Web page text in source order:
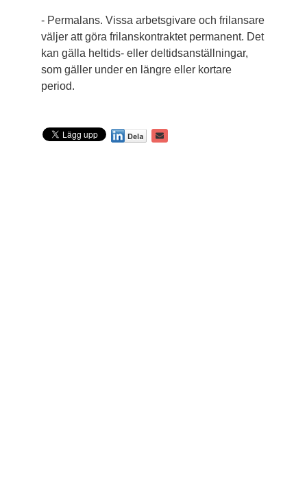
- Permalans. Vissa arbetsgivare och frilansare
väljer att göra frilanskontraktet permanent. Det
kan gälla heltids- eller deltidsanställningar,
som gäller under en längre eller kortare
period.